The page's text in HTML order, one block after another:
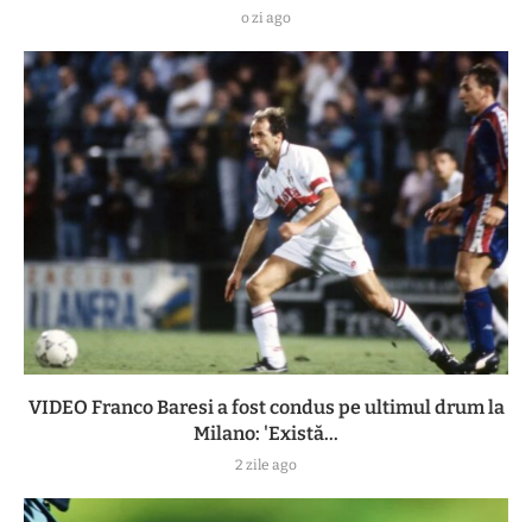
o zi ago
VIDEO Franco Baresi a fost condus pe ultimul drum la
Milano: 'Există...
2 zile ago